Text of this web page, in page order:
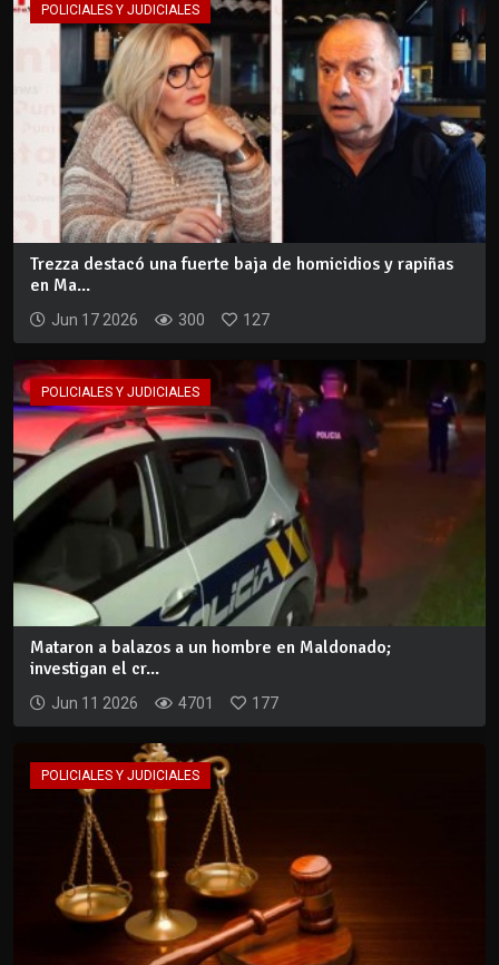
POLICIALES Y JUDICIALES
Trezza destacó una fuerte baja de homicidios y rapiñas
en Ma...
Jun 17 2026 300 127
POLICIALES Y JUDICIALES
Mataron a balazos a un hombre en Maldonado;
investigan el cr...
Jun 11 2026 4701 177
POLICIALES Y JUDICIALES